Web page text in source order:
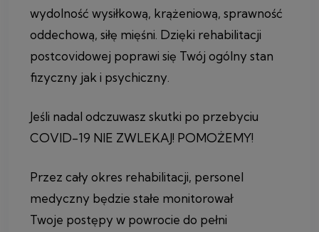
wydolność wysiłkową, krążeniową, sprawność
oddechową, siłę mięśni. Dzięki rehabilitacji
postcovidowej poprawi się Twój ogólny stan
fizyczny jak i psychiczny.
Jeśli nadal odczuwasz skutki po przebyciu
COVID-19 NIE ZWLEKAJ! POMOŻEMY!
Przez cały okres rehabilitacji, personel
medyczny będzie stałe monitorował
Twoje postępy w powrocie do pełni